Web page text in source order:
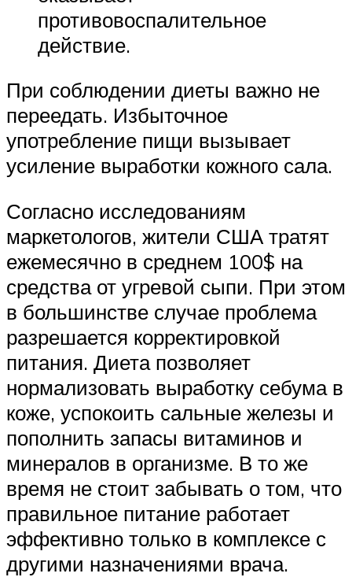
противовоспалительное
действие.
При соблюдении диеты важно не
переедать. Избыточное
употребление пищи вызывает
усиление выработки кожного сала.
Согласно исследованиям
маркетологов, жители США тратят
ежемесячно в среднем 100$ на
средства от угревой сыпи. При этом
в большинстве случае проблема
разрешается корректировкой
питания. Диета позволяет
нормализовать выработку себума в
коже, успокоить сальные железы и
пополнить запасы витаминов и
минералов в организме. В то же
время не стоит забывать о том, что
правильное питание работает
эффективно только в комплексе с
другими назначениями врача.